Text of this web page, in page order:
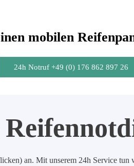
mobilen
24h Notruf +49 (0) 176 862 897 26
an. Mit unserem 24h Service